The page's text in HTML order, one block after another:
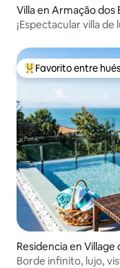
Villa en Armação dos
¡Espectacular villa de
De los mejores en
Favorito entre
Residencia en Village
Borde infinito, lujo,